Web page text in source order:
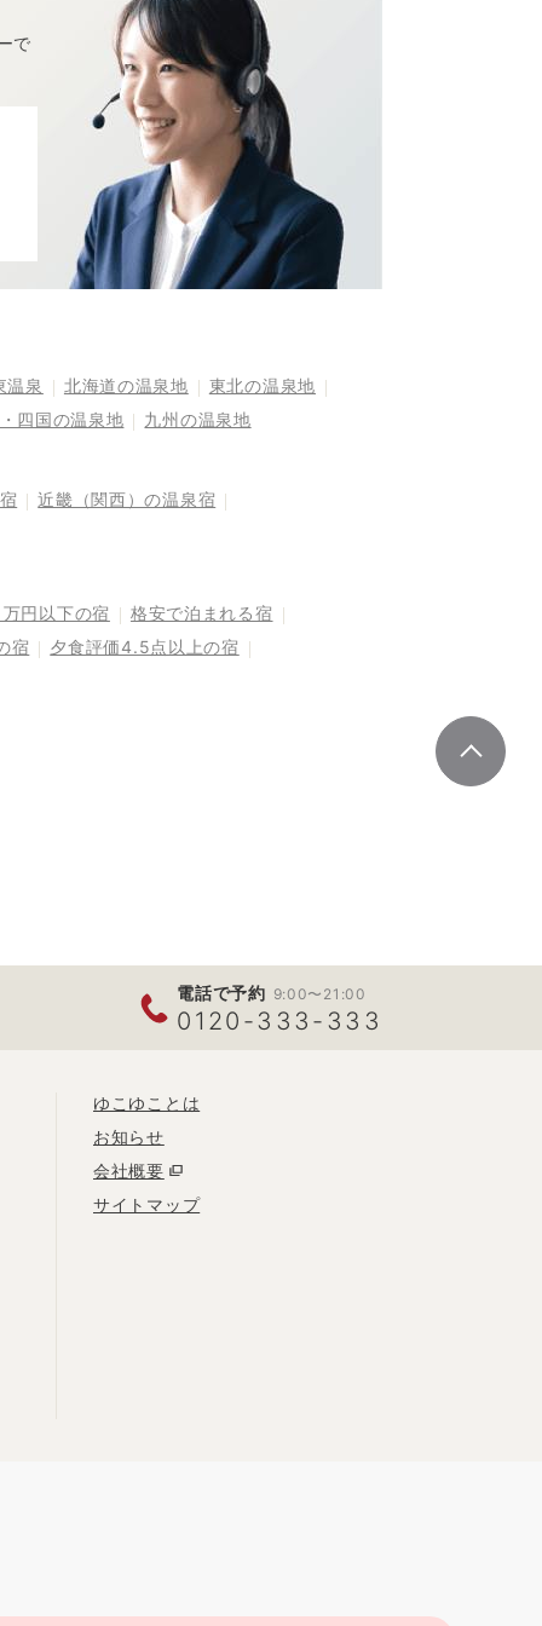
で
温泉 北海道の温泉地
東北の温泉地
四国の温泉地
九州の温泉地
近畿（関西）の温泉宿
円以下の宿
格安で泊まれる宿
宿
夕食評価4.5点以上の宿
電話で予約 9:00〜21:00
0120-333-333
ゆこゆことは
お知らせ
会社概要
サイトマップ